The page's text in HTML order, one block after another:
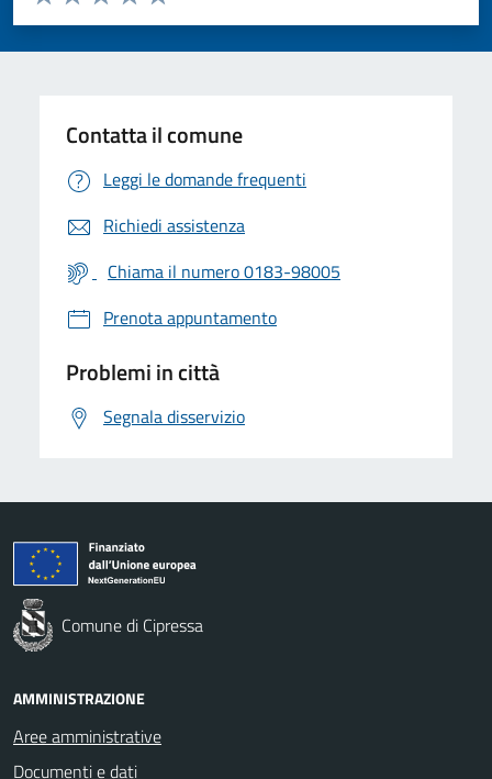
Valuta 5 stelle su 5
Valuta 4 stelle su 5
Valuta 3 stelle su 5
Valuta 2 stelle su 5
Valuta 1 stelle su 5
Contatta il comune
Leggi le domande frequenti
Richiedi assistenza
Chiama il numero 0183-98005
Prenota appuntamento
Problemi in città
Segnala disservizio
Comune di Cipressa
AMMINISTRAZIONE
Aree amministrative
Documenti e dati